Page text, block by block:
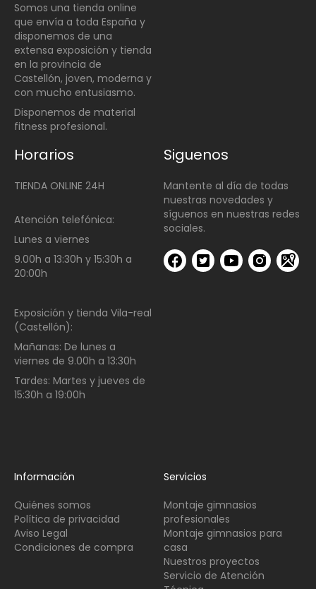
Somos una tienda online
que envía a toda España y
disponemos de una
extensa exposición y tienda
en la provincia de
Castellón, joven, moderna y
con mucho entusiasmo.
Disponemos de material
fitness profesional.
Horarios
TIENDA ONLINE 24H
Atención telefónica:
Lunes a viernes
9.00h a 13:30h y 15:30h a
20:00h
Exposición y tienda Vila-real
(Castellón):
Mañanas: De lunes a
viernes de 9.00h a 13:30h
Tardes: Martes y jueves de
15:30h a 19:00h
Siguenos
Mantente al día de todas
nuestras novedades y
síguenos en nuestras redes
sociales.
Información
Quiénes somos
Política de privacidad
Aviso Legal
Condiciones de compra
Servicios
Montaje gimnasios
profesionales
Montaje gimnasios para
casa
Nuestros proyectos
Servicio de Atención